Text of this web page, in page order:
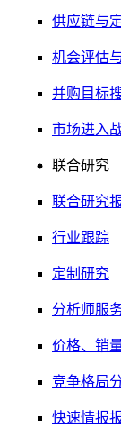
供应链与
机会评估
并购目标
市场进入
联合研究
联合研究
行业跟踪
定制研究
分析师服
价格、销
竞争格局
快速情报